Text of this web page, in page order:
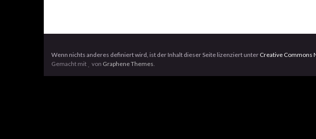
Wenn nichts anderes definiert wird, ist der Inhalt dieser Seite lizenziert unter Creative Commons
Gemacht mit
von Graphene Themes.